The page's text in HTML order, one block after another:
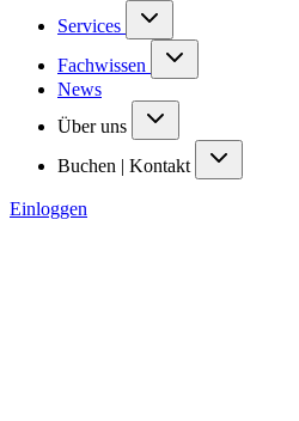
Services
Fachwissen
News
Über uns
Buchen | Kontakt
Einloggen